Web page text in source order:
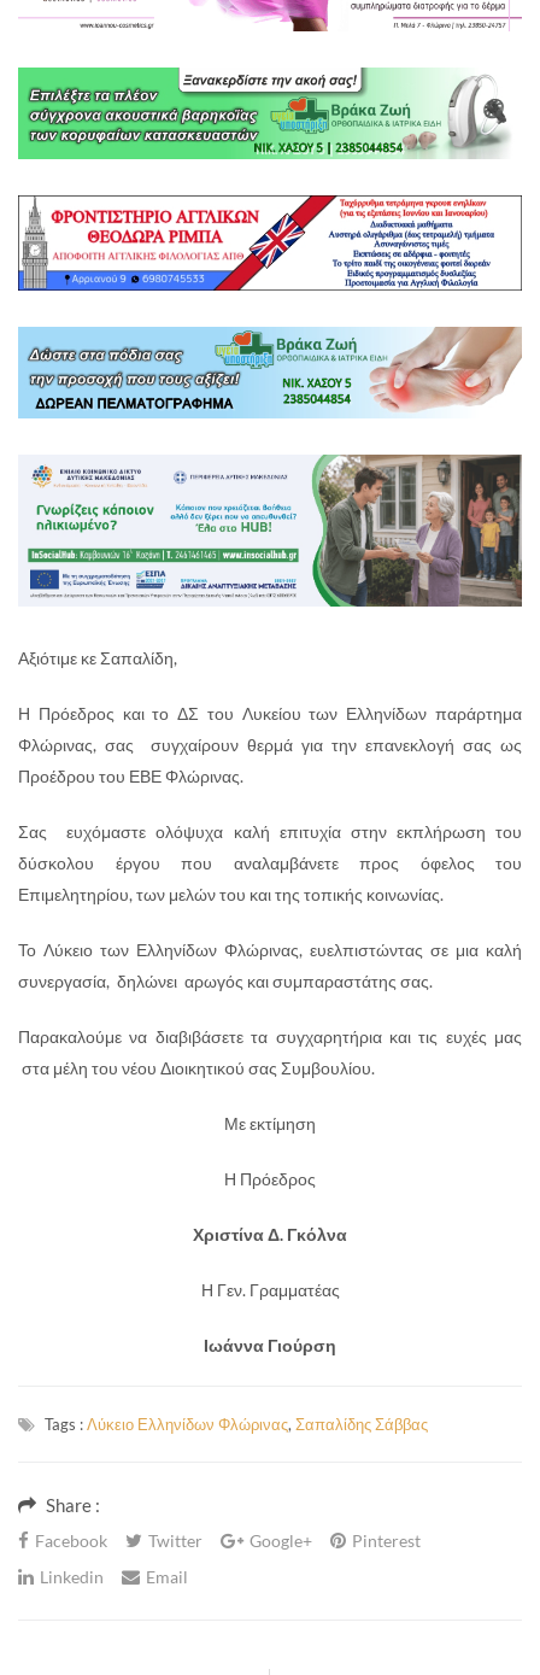
Αξιότιμε κε Σαπαλίδη,
Η Πρόεδρος και το ΔΣ του Λυκείου των Ελληνίδων παράρτημα
Φλώρινας, σας συγχαίρουν θερμά για την επανεκλογή σας ως
Προέδρου του ΕΒΕ Φλώρινας.
Σας ευχόμαστε ολόψυχα καλή επιτυχία στην εκπλήρωση του
δύσκολου έργου που αναλαμβάνετε προς όφελος του
Επιμελητηρίου, των μελών του και της τοπικής κοινωνίας.
Το Λύκειο των Ελληνίδων Φλώρινας, ευελπιστώντας σε μια καλή
συνεργασία, δηλώνει αρωγός και συμπαραστάτης σας.
Παρακαλούμε να διαβιβάσετε τα συγχαρητήρια και τις ευχές μας
στα μέλη του νέου Διοικητικού σας Συμβουλίου.
Με εκτίμηση
Η Πρόεδρος
Χριστίνα Δ. Γκόλνα
Η Γεν. Γραμματέας
Ιωάννα Γιούρση
Tags :Λύκειο Ελληνίδων Φλώρινας, Σαπαλίδης Σάββας
Share :
Facebook Twitter Google+
Pinterest
Linkedin
Email